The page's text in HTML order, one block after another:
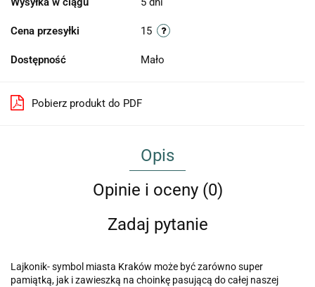
Cena przesyłki 15
Dostępność Mało
Pobierz produkt do PDF
Opis
Opinie i oceny (0)
Zadaj pytanie
Lajkonik- symbol miasta Kraków może być zarówno super
pamiątką, jak i zawieszką na choinkę pasującą do całej naszej